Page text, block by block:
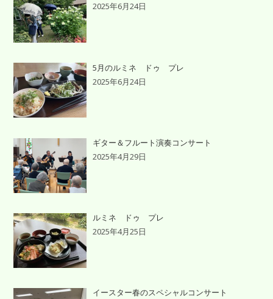
2025年6月24日
5月のルミネ ドゥ プレ
2025年6月24日
ギター＆フルート演奏コンサート
2025年4月29日
ルミネ ドゥ プレ
2025年4月25日
イースター春のスペシャルコンサート